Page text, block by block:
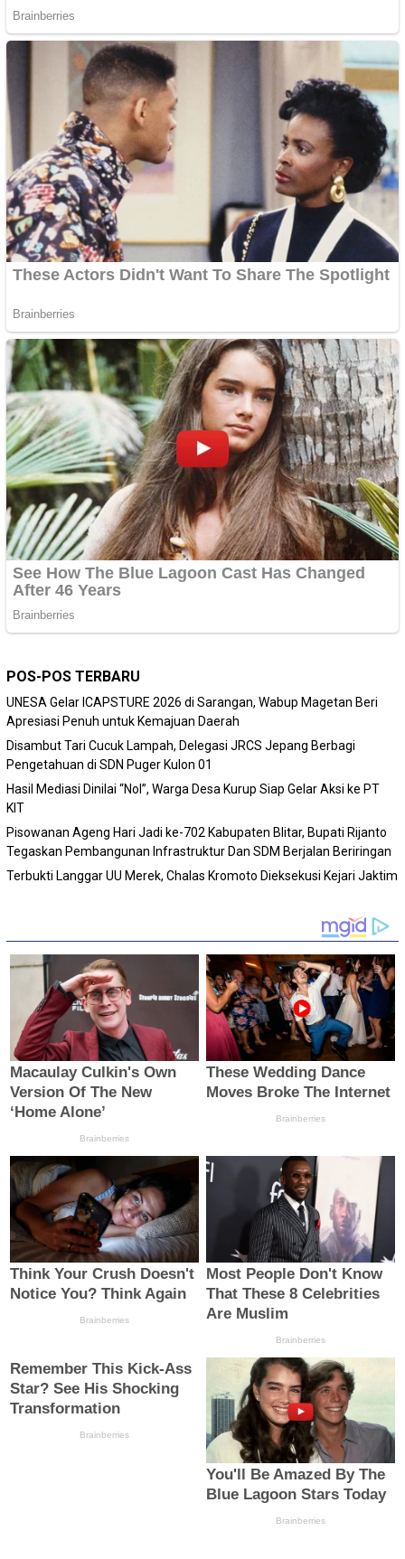
POS-POS TERBARU
‎UNESA Gelar ICAPSTURE 2026 di Sarangan, Wabup Magetan Beri
Apresiasi Penuh untuk Kemajuan Daerah
Disambut Tari Cucuk Lampah, Delegasi JRCS Jepang Berbagi
Pengetahuan di SDN Puger Kulon 01
Hasil Mediasi Dinilai “Nol”, Warga Desa Kurup Siap Gelar Aksi ke PT
KIT
Pisowanan Ageng Hari Jadi ke-702 Kabupaten Blitar, Bupati Rijanto
Tegaskan Pembangunan Infrastruktur Dan SDM Berjalan Beriringan
Terbukti Langgar UU Merek, Chalas Kromoto Dieksekusi Kejari Jaktim